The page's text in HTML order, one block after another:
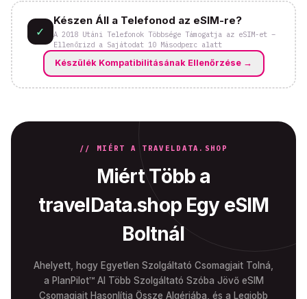
✓
Készen Áll a Telefonod az eSIM-re?
A 2018 Utáni Telefonok Többsége Támogatja az eSIM-et –
Ellenőrizd a Sajátodat 10 Másodperc alatt
Készülék Kompatibilitásának Ellenőrzése →
// MIÉRT A TRAVELDATA.SHOP
Miért Több a
travelData.shop Egy eSIM
Boltnál
Ahelyett, hogy Egyetlen Szolgáltató Csomagjait Tolná,
a PlanPilot™ AI Több Szolgáltató Szóba Jövő eSIM
Csomagjait Hasonlítja Össze Algériába, és a Legjobb